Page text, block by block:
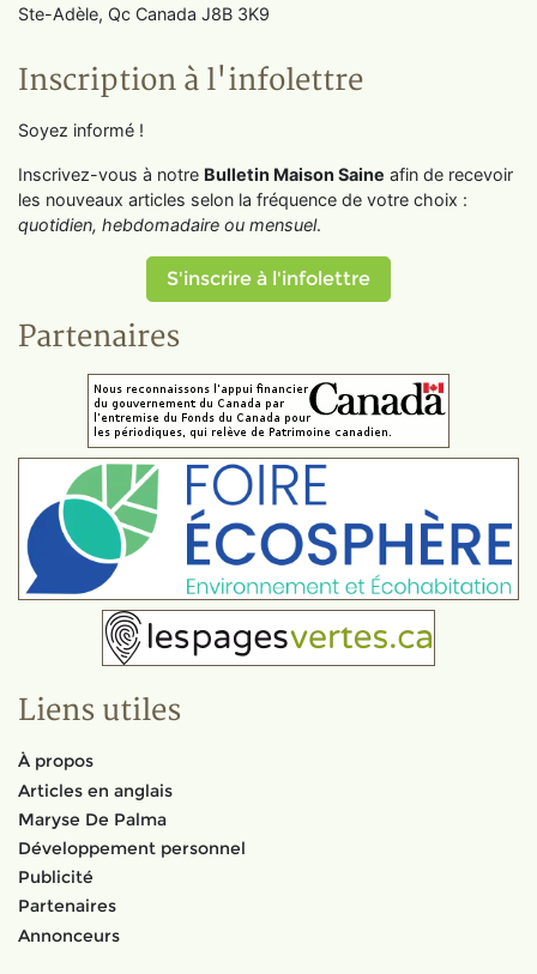
Ste-Adèle, Qc Canada J8B 3K9
Inscription à l'infolettre
Soyez informé !
Inscrivez-vous à notre Bulletin Maison Saine afin de recevoir
les nouveaux articles selon la fréquence de votre choix :
quotidien, hebdomadaire ou mensuel.
S'inscrire à l'infolettre
Partenaires
Liens utiles
À propos
Articles en anglais
Maryse De Palma
Développement personnel
Publicité
Partenaires
Annonceurs